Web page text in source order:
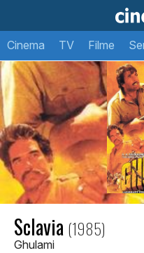
Cinema TV Filme
Sclavia (1985)
Ghulami